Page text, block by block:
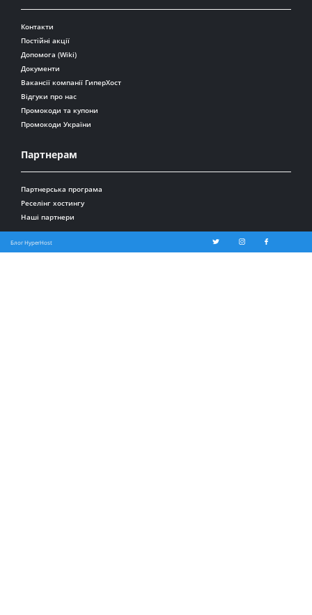
Контакти
Постійні акції
Допомога (Wiki)
Документи
Вакансії компанії ГиперХост
Відгуки про нас
Промокоди та купони
Промокоди України
Партнерам
Партнерська програма
Реселінг хостингу
Наші партнери
Блог HyperHost